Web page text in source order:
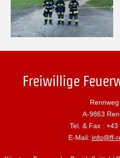
Freiwillige
A-9863
Tel. & Fax :
E-Mail: info@ff-